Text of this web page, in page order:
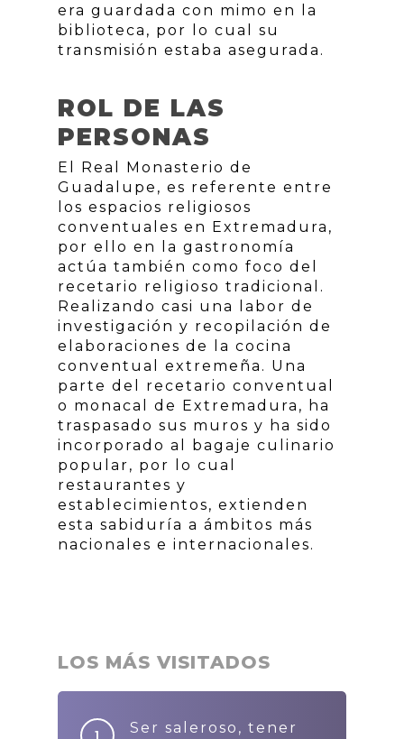
era guardada con mimo en la
biblioteca, por lo cual su
transmisión estaba asegurada.
ROL DE LAS
PERSONAS
El Real Monasterio de
Guadalupe, es referente entre
los espacios religiosos
conventuales en Extremadura,
por ello en la gastronomía
actúa también como foco del
recetario religioso tradicional.
Realizando casi una labor de
investigación y recopilación de
elaboraciones de la cocina
conventual extremeña. Una
parte del recetario conventual
o monacal de Extremadura, ha
traspasado sus muros y ha sido
incorporado al bagaje culinario
popular, por lo cual
restaurantes y
establecimientos, extienden
esta sabiduría a ámbitos más
nacionales e internacionales.
LOS MÁS VISITADOS
Ser saleroso, tener